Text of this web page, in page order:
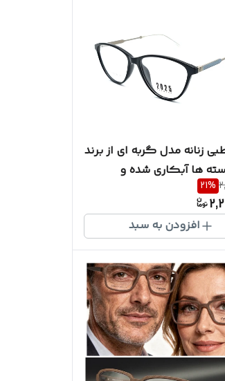
عینک طبی زنانه مدل گربه ای از برند
دسته ها آبکاری شده و
فنر کد 09214
21%
افزودن به سبد